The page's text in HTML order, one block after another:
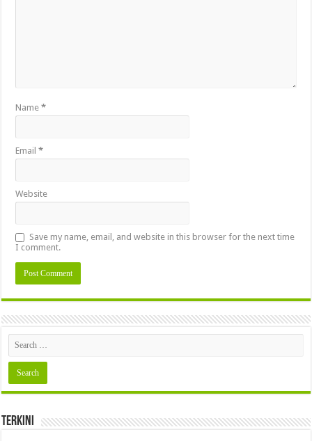
Name*
Email*
Website
Save my name, email, and website in this browser for the next time
I comment.
Terkini